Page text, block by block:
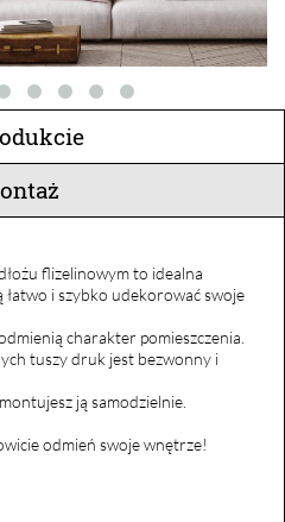
flizelinowym to idealna
i szybko udekorować swoje
charakter pomieszczenia.
tuszy druk jest bezwonny i
ją samodzielnie.
odmień swoje wnętrze!